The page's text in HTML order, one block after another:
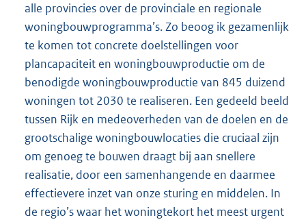
alle provincies over de provinciale en regionale
woningbouwprogramma’s. Zo beoog ik gezamenlijk
te komen tot concrete doelstellingen voor
plancapaciteit en woningbouwproductie om de
benodigde woningbouwproductie van 845 duizend
woningen tot 2030 te realiseren. Een gedeeld beeld
tussen Rijk en medeoverheden van de doelen en de
grootschalige woningbouwlocaties die cruciaal zijn
om genoeg te bouwen draagt bij aan snellere
realisatie, door een samenhangende en daarmee
effectievere inzet van onze sturing en middelen. In
de regio’s waar het woningtekort het meest urgent